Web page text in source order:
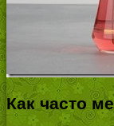
Как часто